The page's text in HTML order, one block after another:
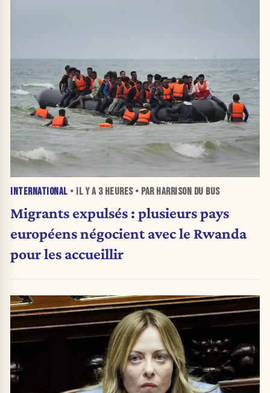
INTERNATIONAL • IL Y A 3 HEURES• PAR HARRISON DU BUS
Migrants expulsés : plusieurs pays
européens négocient avec le Rwanda
pour les accueillir